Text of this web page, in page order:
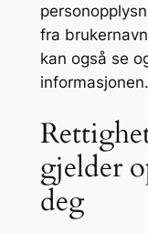
fra
kan også se
informasjonen.
gjelder
deg